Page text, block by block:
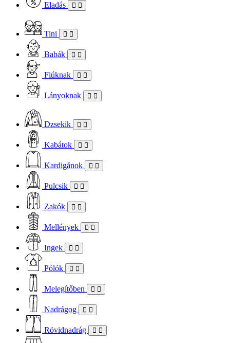
Eladás
Tini
Babák
Fiúknak
Lányoknak
Dzsekik
Kabátok
Kardigánok
Pulcsik
Zakók
Mellények
Ingek
Pólók
Melegítőben
Nadrágog
Rövidnadrág